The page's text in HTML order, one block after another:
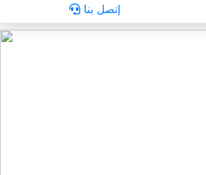
إتصل بنا